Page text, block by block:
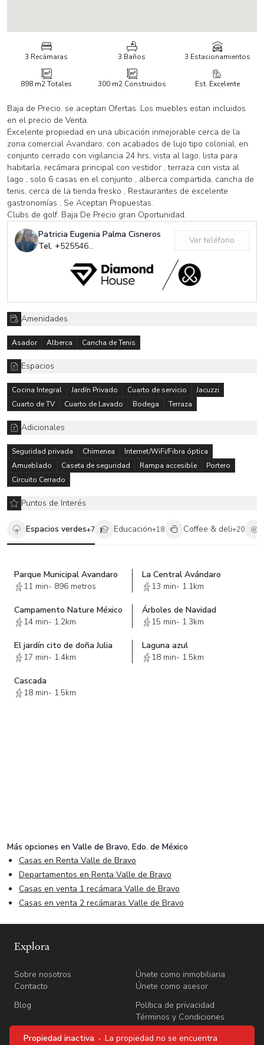
3 Recámaras 3 Baños 3 Estacionamientos
898 m2Totales 300 m2Construidos Est. Excelente
Baja de Precio. se aceptan Ofertas. Los muebles estan incluidos
en el precio de Venta.
Excelente propiedad en una ubicación inmejorable cerca de la
zona comercial Avandaro, con acabados de lujo tipo colonial, en
conjunto cerrado con vigilancia 24 hrs, vista al lago, lista para
habitarla, recámara principal con vestidor , terraza con vista al
lago , solo 6 casas en el conjunto , alberca compartida, cancha de
tenis, cerca de la tienda fresko , Restaurantes de excelente
gastronomías , Se Aceptan Propuestas.
Clubs de golf. Baja De Precio gran Oportunidad.
Patricia Eugenia Palma Cisneros
Tel. +525546630202
Ver teléfono
Amenidades
Asador Alberca Cancha de Tenis
Espacios
Cocina Integral Jardín Privado Cuarto de servicio
Jacuzzi
Cuarto de TV
Cuarto de Lavado Bodega Terraza
Adicionales
Seguridad privada Chimenea
Internet/WiFi/Fibra óptica
Amueblado
Caseta de seguridad Rampa accesible
Portero
Circuito Cerrado
Puntos de Interés
Espacios verdes+7 Educación+18 Coffee & deli+20
Parque Municipal Avandaro
11 min- 896 metros
La Central Avándaro
13 min- 1.1km
Campamento Nature México
14 min- 1.2km
Árboles de Navidad
15 min- 1.3km
El jardín cito de doña Julia
17 min- 1.4km
Laguna azul
18 min- 1.5km
Cascada
18 min- 1.5km
Más opciones en Valle de Bravo, Edo. de México
Casas en Renta Valle de Bravo
Departamentos en Renta Valle de Bravo
Casas en venta 1 recámara Valle de Bravo
Casas en venta 2 recámaras Valle de Bravo
Propiedad inactiva La propiedad no se encuentra
Explora
Sobre nosotros
Contacto
Únete como inmobiliaria
Únete como asesor
Blog
Política de privacidad
Términos y Condiciones